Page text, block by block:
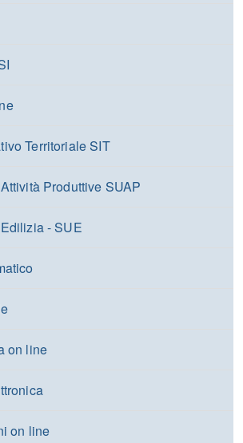
Territoriale SIT
Produttive SUAP
- SUE
on line
on line